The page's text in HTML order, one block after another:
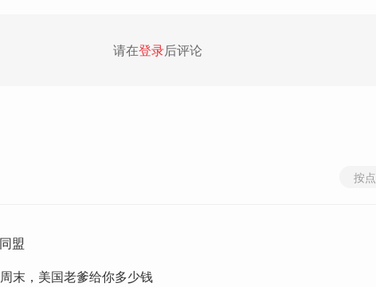
请在登录后评论
按
盟
末，美国老爹给你多少钱